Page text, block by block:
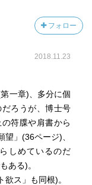
フォロー
2018.11.23
一章)、多分に個
ろうが、博士号
符牒や肩書から
」(36ページ)、
しめているのだ
ある)。
ス」も同根)。